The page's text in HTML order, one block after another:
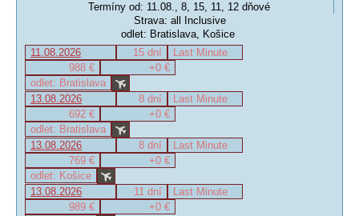
Termíny od: 11.08., 8, 15, 11, 12 dňové
Strava: all Inclusive
odlet: Bratislava, Košice
11.08.2026
15 dní
Last Minute
988 €
+0 €
odlet: Bratislava
13.08.2026
8 dní
Last Minute
692 €
+0 €
odlet: Bratislava
13.08.2026
8 dní
Last Minute
769 €
+0 €
odlet: Košice
13.08.2026
11 dní
Last Minute
989 €
+0 €